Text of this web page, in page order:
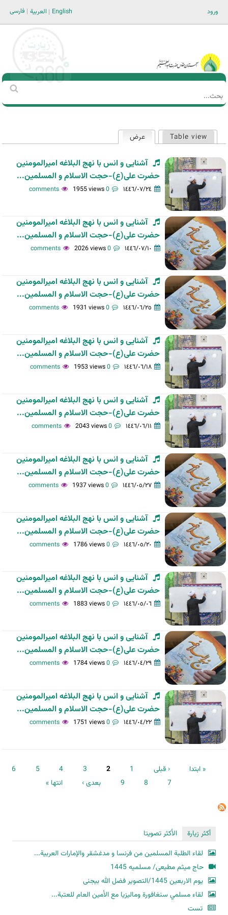
ورود فارسی العربية English
Main men-AR
استمارة
‏
الأساسية
Table view عرض
آشنایی و انس با نهج البلاغه امیرالمومنین
حضرت علی(ع)-حجت الاسلام و المسلمین...
١٤٤٦/٠٧/٢٤ 0 comments
1955 views
آشنایی و انس با نهج البلاغه امیرالمومنین
حضرت علی(ع)-حجت الاسلام و المسلمین...
١٤٤٦/٠٧/١٠ 0 comments
2026 views
آشنایی و انس با نهج البلاغه امیرالمومنین
حضرت علی(ع)-حجت الاسلام و المسلمین...
١٤٤٦/٠٦/٢٥ 0 comments
1931 views
آشنایی و انس با نهج البلاغه امیرالمومنین
حضرت علی(ع)-حجت الاسلام و المسلمین...
١٤٤٦/٠٦/١٨ 0 comments
1953 views
آشنایی و انس با نهج البلاغه امیرالمومنین
حضرت علی(ع)-حجت الاسلام و المسلمین...
١٤٤٦/٠٦/١١ 0 comments
2043 views
آشنایی و انس با نهج البلاغه امیرالمومنین
حضرت علی(ع)-حجت الاسلام و المسلمین...
١٤٤٦/٠٥/٢٧ 0 comments
1937 views
آشنایی و انس با نهج البلاغه امیرالمومنین
حضرت علی(ع)-حجت الاسلام و المسلمین...
١٤٤٦/٠٥/٢٠ 0 comments
1786 views
آشنایی و انس با نهج البلاغه امیرالمومنین
حضرت علی(ع)-حجت الاسلام و المسلمین...
١٤٤٦/٠٥/٠٦ 0 comments
1883 views
آشنایی و انس با نهج البلاغه امیرالمومنین
حضرت علی(ع)-حجت الاسلام و المسلمین...
١٤٤٦/٠٤/٢٩ 0 comments
1784 views
آشنایی و انس با نهج البلاغه امیرالمومنین
حضرت علی(ع)-حجت الاسلام و المسلمین...
١٤٤٦/٠٤/٢٢ 0 comments
1751 views
الصفحات
« ابتدا ‹ قبلی 1
2
3
4
5
6
7
8
9 بعدی › انتها »
أكثر زيارة
الأكثر تصويتا
لقاء الطلبة المسلمين من فرنسا و مدغشقر والإمارات العربية...
حاج میثم مطیعی/ مسلمیه 1445
یوم الاربعین 1445/التصویر فضل الله بیجنی
لقاء مسلمي سنغافورة وماليزيا مع الأمين العام للعتبة...
تست